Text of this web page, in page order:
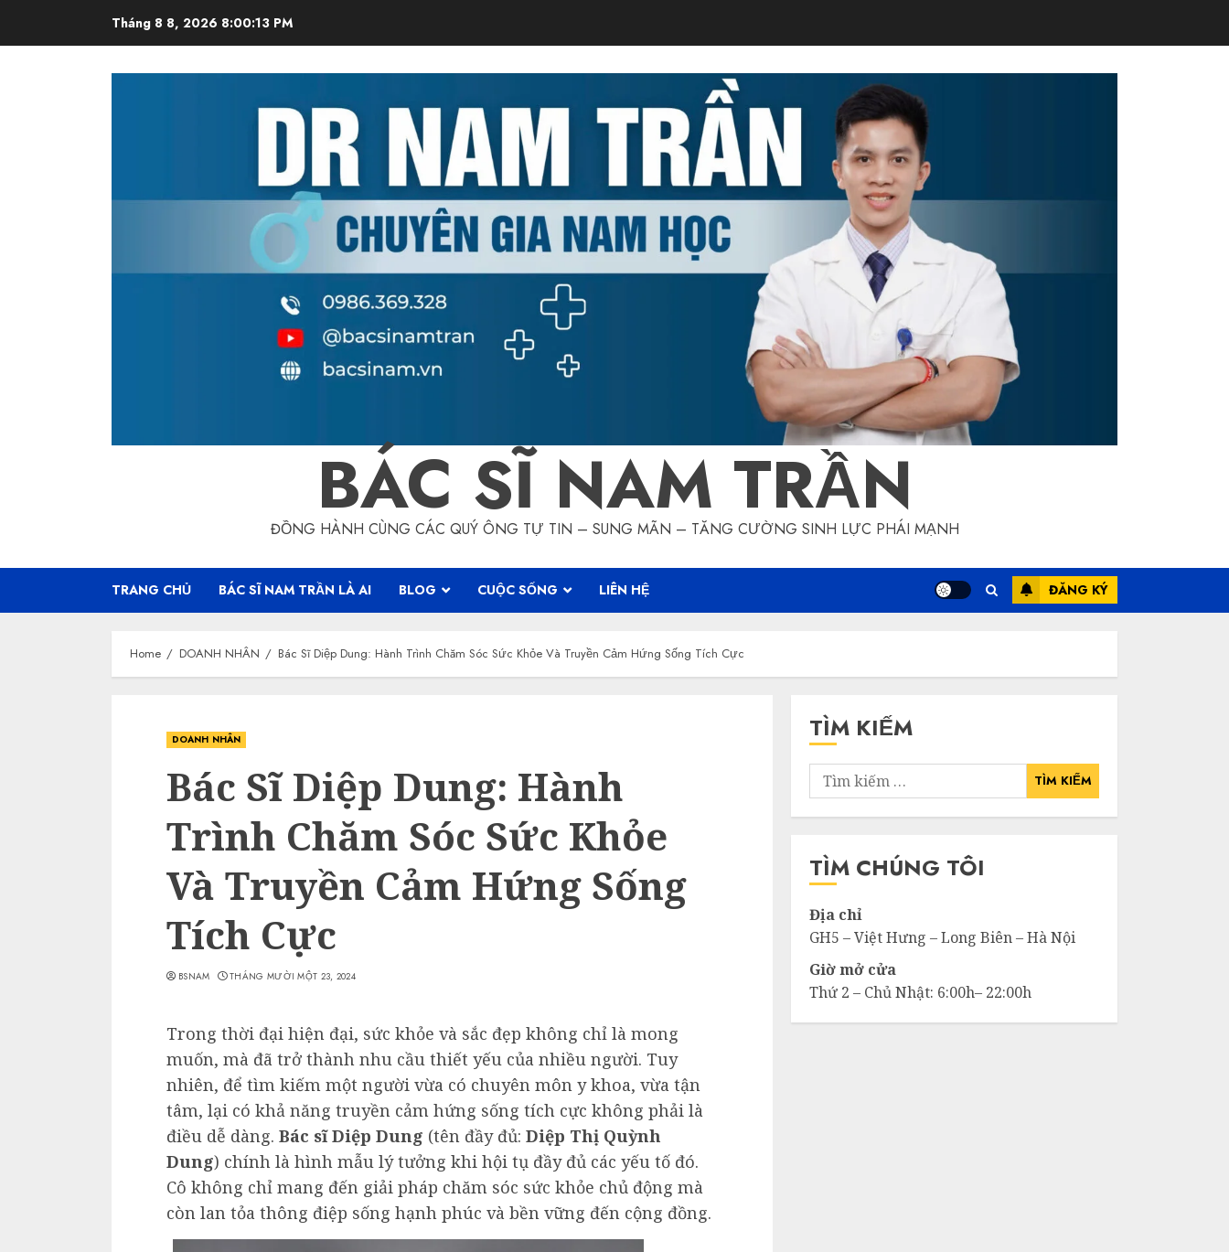
Tháng 8 8, 2026 8:00:14 PM
BÁC SĨ NAM TRẦN
ĐỒNG HÀNH CÙNG CÁC QUÝ ÔNG TỰ TIN – SUNG MÃN – TĂNG CƯỜNG SINH LỰC PHÁI MẠNH
TRANG CHỦ BÁC SĨ NAM TRẦN LÀ AI BLOG CUỘC SỐNG LIÊN HỆ ĐĂNG KÝ
Home DOANH NHÂN Bác Sĩ Diệp Dung: Hành Trình Chăm Sóc Sức Khỏe Và Truyền Cảm Hứng Sống Tích Cực
DOANH NHÂN
Bác Sĩ Diệp Dung: Hành
Trình Chăm Sóc Sức Khỏe
Và Truyền Cảm Hứng Sống
Tích Cực
BSNAM THÁNG MƯỜI MỘT 23, 2024
Trong thời đại hiện đại, sức khỏe và sắc đẹp không chỉ là mong
muốn, mà đã trở thành nhu cầu thiết yếu của nhiều người. Tuy
nhiên, để tìm kiếm một người vừa có chuyên môn y khoa, vừa tận
tâm, lại có khả năng truyền cảm hứng sống tích cực không phải là
điều dễ dàng. Bác sĩ Diệp Dung (tên đầy đủ: Diệp Thị Quỳnh
Dung) chính là hình mẫu lý tưởng khi hội tụ đầy đủ các yếu tố đó.
Cô không chỉ mang đến giải pháp chăm sóc sức khỏe chủ động mà
còn lan tỏa thông điệp sống hạnh phúc và bền vững đến cộng đồng.
TÌM KIẾM
Tìm
kiếm
cho:
TÌM CHÚNG TÔI
Địa chỉ
GH5 – Việt Hưng – Long Biên – Hà Nội
Giờ mở cửa
Thứ 2 – Chủ Nhật: 6:00h– 22:00h